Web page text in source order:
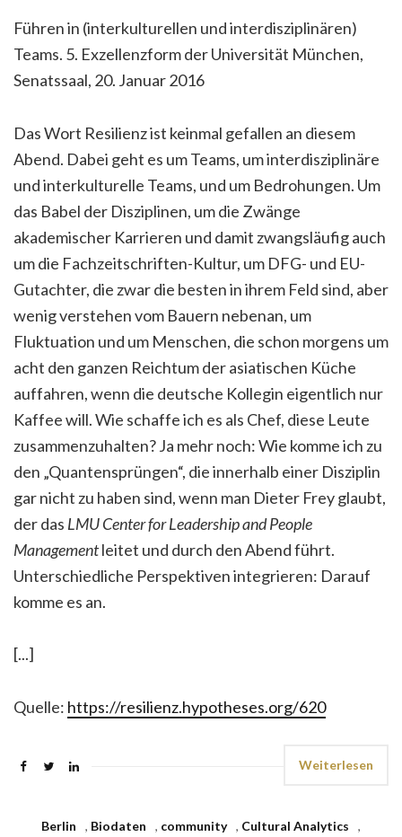
Führen in (interkulturellen und interdisziplinären)
Teams. 5. Exzellenzform der Universität München,
Senatssaal, 20. Januar 2016
Das Wort Resilienz ist keinmal gefallen an diesem
Abend. Dabei geht es um Teams, um interdisziplinäre
und interkulturelle Teams, und um Bedrohungen. Um
das Babel der Disziplinen, um die Zwänge
akademischer Karrieren und damit zwangsläufig auch
um die Fachzeitschriften-Kultur, um DFG- und EU-
Gutachter, die zwar die besten in ihrem Feld sind, aber
wenig verstehen vom Bauern nebenan, um
Fluktuation und um Menschen, die schon morgens um
acht den ganzen Reichtum der asiatischen Küche
auffahren, wenn die deutsche Kollegin eigentlich nur
Kaffee will. Wie schaffe ich es als Chef, diese Leute
zusammenzuhalten? Ja mehr noch: Wie komme ich zu
den „Quantensprüngen“, die innerhalb einer Disziplin
gar nicht zu haben sind, wenn man Dieter Frey glaubt,
der das LMU Center for Leadership and People
Managementleitet und durch den Abend führt.
Unterschiedliche Perspektiven integrieren: Darauf
komme es an.
[...]
Quelle: https://resilienz.hypotheses.org/620
Weiterlesen
Berlin , Biodaten , community , Cultural Analytics
,